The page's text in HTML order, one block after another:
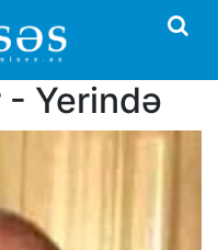
Yerində